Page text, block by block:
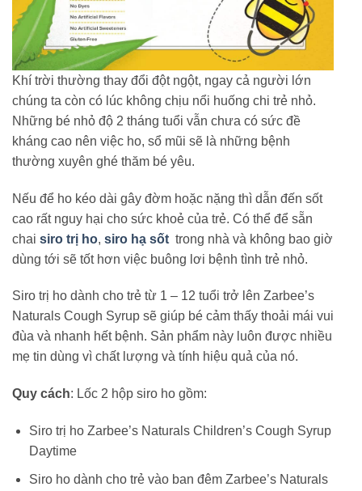
Khí trời thường thay đổi đột ngột, ngay cả người lớn
chúng ta còn có lúc không chịu nổi huống chi trẻ nhỏ.
Những bé nhỏ độ 2 tháng tuổi vẫn chưa có sức đề
kháng cao nên việc ho, sổ mũi sẽ là những bệnh
thường xuyên ghé thăm bé yêu.
Nếu để ho kéo dài gây đờm hoặc nặng thì dẫn đến sốt
cao rất nguy hại cho sức khoẻ của trẻ. Có thể để sẵn
chai siro trị ho, siro hạ sốt trong nhà và không bao giờ
dùng tới sẽ tốt hơn việc buông lơi bệnh tình trẻ nhỏ.
Siro trị ho dành cho trẻ từ 1 – 12 tuổi trở lên Zarbee’s
Naturals Cough Syrup sẽ giúp bé cảm thấy thoải mái vui
đùa và nhanh hết bệnh. Sản phẩm này luôn được nhiều
mẹ tin dùng vì chất lượng và tính hiệu quả của nó.
Quy cách: Lốc 2 hộp siro ho gồm:
Siro trị ho Zarbee’s Naturals Children’s Cough Syrup
Daytime
Siro ho dành cho trẻ vào ban đêm Zarbee’s Naturals